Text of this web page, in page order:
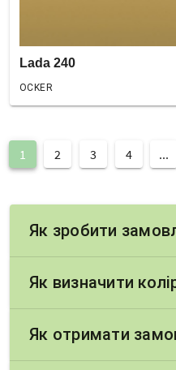
Lada 240
OCKER
1 2 3 4 ...
Як зробити
Як визначити
Як отримати